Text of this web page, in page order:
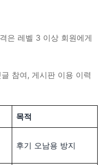
은 레벨 3 이상 회원에게
참여, 게시판 이용 이력
목적
후기 오남용 방지